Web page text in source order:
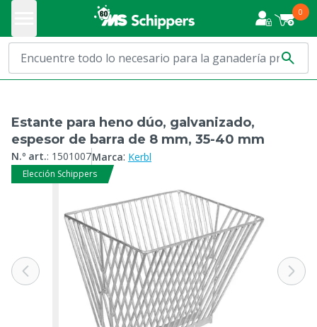
0
Estante para heno dúo, galvanizado,
espesor de barra de 8 mm, 35-40 mm
N.º art.: 1501007Marca: Kerbl
Elección Schippers